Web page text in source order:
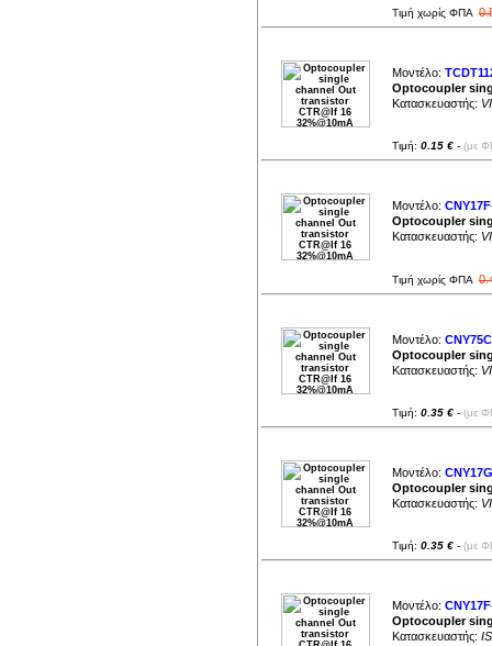
Τιμή χωρίς ΦΠΑ
Μοντέλο:
Optocoupler
Κατασκευαστής:
Τιμή: 0.15 € - (με
Μοντέλο:
Optocoupler
Κατασκευαστής:
Τιμή χωρίς ΦΠΑ
Μοντέλο: CNY75C
Optocoupler
Κατασκευαστής:
Τιμή: 0.35 € - (με
Μοντέλο:
Optocoupler
Κατασκευαστής:
Τιμή: 0.35 € - (με
Μοντέλο:
Optocoupler
Κατασκευαστής: